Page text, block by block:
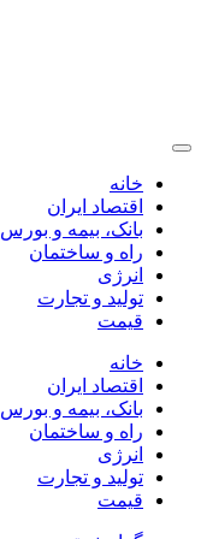
خانه
اقتصاد ایران
بانک، بیمه و بورس
راه و ساختمان
انرژی
تولید و تجارت
قیمت
خانه
اقتصاد ایران
بانک، بیمه و بورس
راه و ساختمان
انرژی
تولید و تجارت
قیمت